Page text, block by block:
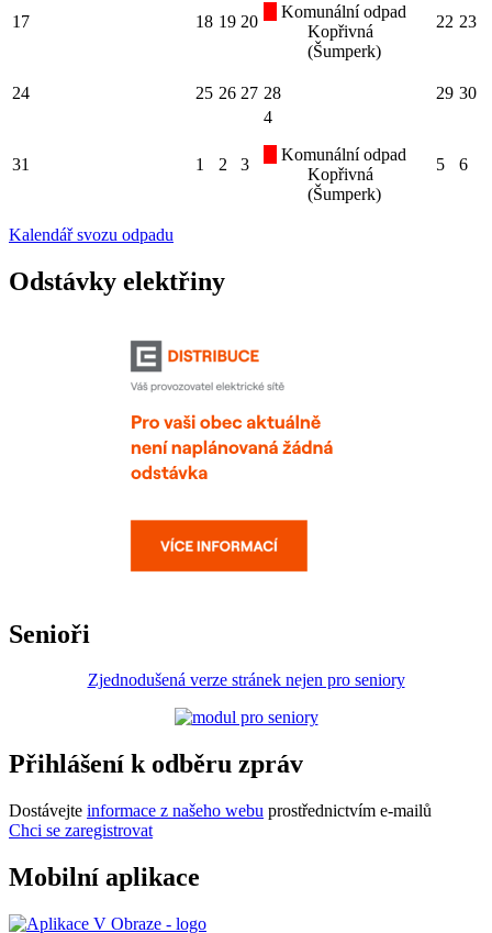
17 18 19 20
Komunální odpad
Kopřivná
(Šumperk)
22 23
24 25 26 27 28 29 30
31 1 2 3
4
Komunální odpad
Kopřivná
(Šumperk)
5 6
Kalendář svozu odpadu
Odstávky elektřiny
Senioři
Zjednodušená verze stránek nejen pro seniory
Přihlášení k odběru zpráv
Dostávejte informace z našeho webu prostřednictvím e-mailů
Chci se zaregistrovat
Mobilní aplikace